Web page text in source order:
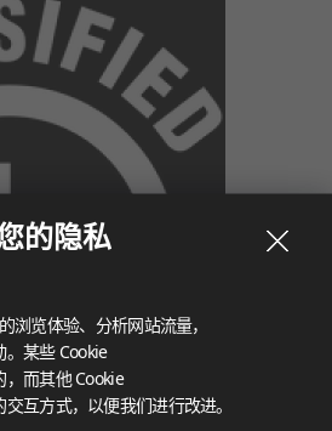
的隐私
浏览体验、分析网站流量，
某些 Cookie
而其他 Cookie
互方式，以便我们进行改进。